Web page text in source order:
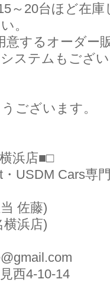
～20台ほど在
。
するオーダー
ステムもござ
ございます。
浜店■□
USDM Cars専
佐藤)
横浜店)
西4-10-14